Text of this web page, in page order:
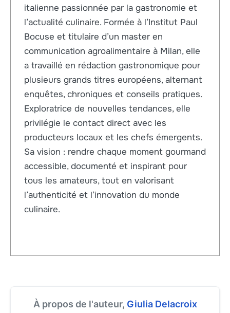
italienne passionnée par la gastronomie et
l’actualité culinaire. Formée à l’Institut Paul
Bocuse et titulaire d’un master en
communication agroalimentaire à Milan, elle
a travaillé en rédaction gastronomique pour
plusieurs grands titres européens, alternant
enquêtes, chroniques et conseils pratiques.
Exploratrice de nouvelles tendances, elle
privilégie le contact direct avec les
producteurs locaux et les chefs émergents.
Sa vision : rendre chaque moment gourmand
accessible, documenté et inspirant pour
tous les amateurs, tout en valorisant
l’authenticité et l’innovation du monde
culinaire.
À propos de l'auteur, Giulia Delacroix